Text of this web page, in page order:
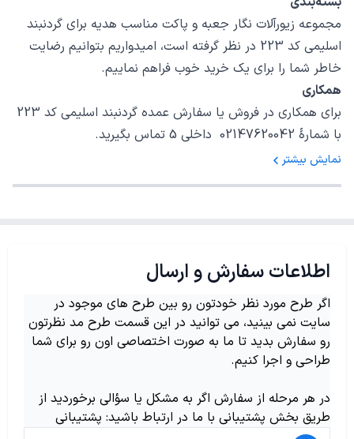
مجموعه زیورآلات نگار جعبه و پاکت مناسب هدیه برای گردنبند
اسلیمی کد 223 در نظر گرفته است، امیدواریم بتوانیم رضایت
خاطر شما را برای یک خرید خوب فراهم نماییم.
همکاری
برای همکاری در فروش یا سفارش عمده گردنبند اسلیمی کد 223
با شمارهٔ 02147620042 داخلی 5 تماس بگیرید.
نمایش بیشتر
اطلاعات سفارش و ارسال
اگر طرح مورد نظر خودتون رو بین طرح های موجود در
سایت نمی بینید، می توانید در این قسمت طرح مد نظرتون
رو سفارش بدید تا ما به صورت اختصاصی اون رو برای شما
طراحی و اجرا کنیم.
در هر مرحله از سفارش اگر به مشکل یا سؤالی برخوردید از
طریق بخش پشتیبانی با ما در ارتباط باشید: پشتیبانی